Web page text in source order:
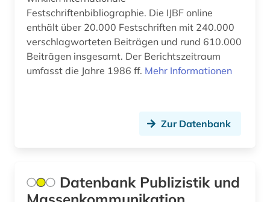
deutschland (6)
deutschland <bundesrepublik> (1)
deutschsprachig (1)
dichtung (1)
digitalisierung (1)
Festschriftenbibliographie. Die IJBF online
enthält über 20.000 Festschriften mit 240.000
verschlagworteten Beiträgen und rund 610.000
Beiträgen insgesamt. Der Berichtszeitraum
umfasst die Jahre 1986 ff. Mehr Informationen
Zur Datenbank
Datenbank Publizistik und